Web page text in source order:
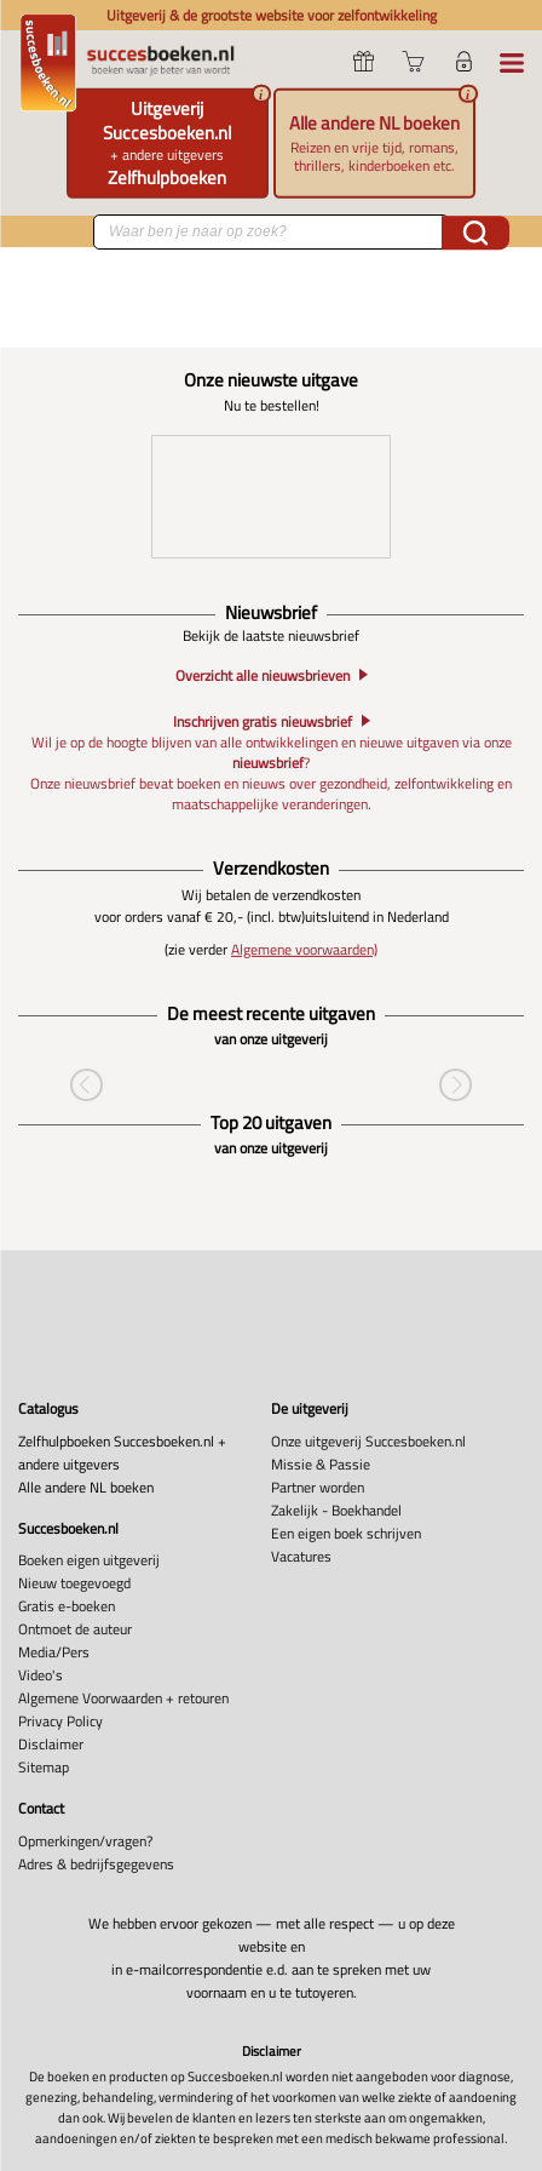
Uitgeverij & de grootste website voor zelfontwikkeling
Uitgeverij
Succesboeken.nl
+ andere uitgevers
Zelfhulpboeken
i
Alle andere NL boeken
Reizen en vrije tijd, romans,
thrillers, kinderboeken etc.
i
Onze nieuwste uitgave
Nu te bestellen!
Nieuwsbrief
Bekijk de laatste nieuwsbrief
Overzicht alle nieuwsbrieven
Inschrijven gratis nieuwsbrief
Wil je op de hoogte blijven van alle ontwikkelingen en nieuwe uitgaven via onze
nieuwsbrief?
Onze nieuwsbrief bevat boeken en nieuws over gezondheid, zelfontwikkeling en
maatschappelijke veranderingen.
Verzendkosten
Wij betalen de verzendkosten
voor orders vanaf € 20,- (incl. btw)uitsluitend in Nederland
(zie verderAlgemene voorwaarden)
De meest recente uitgaven
van onze uitgeverij
Top 20 uitgaven
van onze uitgeverij
Catalogus
Zelfhulpboeken Succesboeken.nl +
andere uitgevers
Alle andere NL boeken
Succesboeken.nl
Boeken eigen uitgeverij
Nieuw toegevoegd
Gratis e-boeken
Ontmoet de auteur
Media/Pers
Video's
Algemene Voorwaarden + retouren
Privacy Policy
Disclaimer
Sitemap
De uitgeverij
Onze uitgeverij Succesboeken.nl
Missie & Passie
Partner worden
Zakelijk - Boekhandel
Een eigen boek schrijven
Vacatures
Contact
Opmerkingen/vragen?
Adres & bedrijfsgegevens
We hebben ervoor gekozen — met alle respect — u op deze
website en
in e-mailcorrespondentie e.d. aan te spreken met uw
voornaam en u te tutoyeren.
Disclaimer
De boeken en producten op Succesboeken.nl worden niet aangeboden voor diagnose,
genezing, behandeling, vermindering of het voorkomen van welke ziekte of aandoening
dan ook. Wij bevelen de klanten en lezers ten sterkste aan om ongemakken,
aandoeningen en/of ziekten te bespreken met een medisch bekwame professional.